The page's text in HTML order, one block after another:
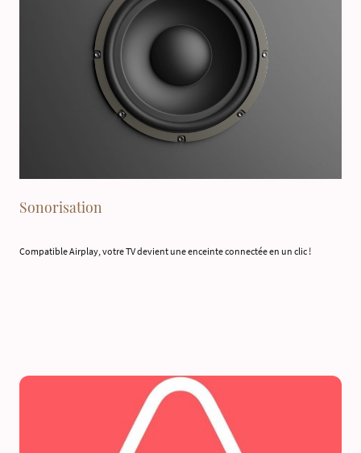
Sonorisation
Compatible Airplay, votre TV devient une enceinte connectée en un clic !